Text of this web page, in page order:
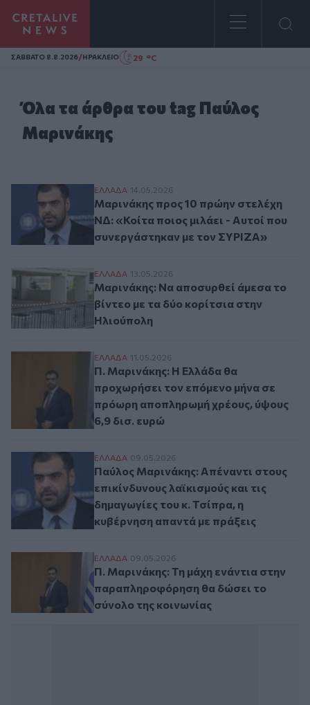
Homepage
ΣAΒΒΑΤΟ 8.8.2026/ΗΡΑΚΛΕΙΟ 29 °C
Όλα τα άρθρα του tag Παύλος
Μαρινάκης
Μαρινάκης προς 10 πρώην στελέχη ΝΔ:
ΕΛΛAΔΑ 14.05.2026
Μαρινάκης προς 10 πρώην στελέχη
ΝΔ: «Κοίτα ποιος μιλάει - Αυτοί που
συνεργάστηκαν με τον ΣΥΡΙΖΑ»
Μαρινάκης: Να αποσυρθεί άμεσα το
ΕΛΛAΔΑ 13.05.2026
Μαρινάκης: Να αποσυρθεί άμεσα το
βίντεο με τα δύο κορίτσια στην
Ηλιούπολη
Π. Μαρινάκης: Η Ελλάδα θα προχωρήσει
ΕΛΛAΔΑ 11.05.2026
Π. Μαρινάκης: Η Ελλάδα θα
προχωρήσει τον επόμενο μήνα σε
πρόωρη αποπληρωμή χρέους, ύψους
6,9 δισ. ευρώ
Παύλος Μαρινάκης: Απέναντι στους
ΕΛΛAΔΑ 09.05.2026
Παύλος Μαρινάκης: Απέναντι στους
επικίνδυνους λαϊκισμούς και τις
δημαγωγίες του κ. Τσίπρα, η
κυβέρνηση απαντά με πράξεις
Π. Μαρινάκης: Τη μάχη ενάντια στην
ΕΛΛAΔΑ 09.05.2026
Π. Μαρινάκης: Τη μάχη ενάντια στην
παραπληροφόρηση θα δώσει το
σύνολο της κοινωνίας